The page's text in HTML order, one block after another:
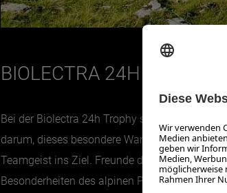
BIOLECTRA 24H TROPHY
Bei der Biolectra 24h Trophy stand der Spaß
darum, dieses besondere Wandererlebnis mit
Teamgeist ins Ziel. Freunde des
Besonderheiten des alpinen Paradieses bei